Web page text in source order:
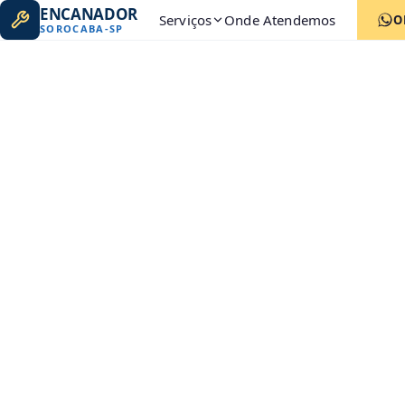
ENCANADOR
SOROCABA-SP Serviços Onde Atendemos